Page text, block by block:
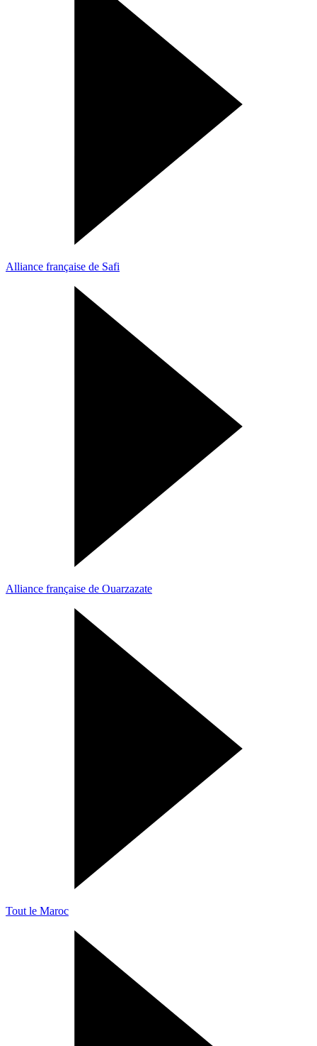
Alliance française de Safi
Alliance française de Ouarzazate
Tout le Maroc